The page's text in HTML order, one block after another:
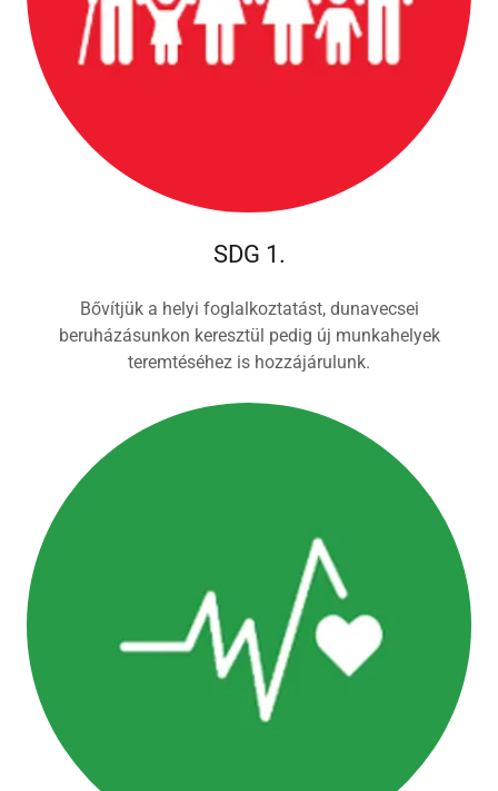
SDG 1.
Bővítjük a helyi foglalkoztatást, dunavecsei
beruházásunkon keresztül pedig új munkahelyek
teremtéséhez is hozzájárulunk.